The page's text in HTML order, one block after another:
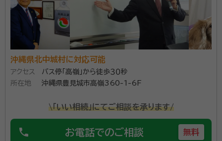
事細かに進捗状況を報告いただき、とても安心です。順調に進んでます。
私自身が動く事がほとんどないのは、とても助かります。
相続処理件数多数。難度の高い手続きや複雑な案件に
も対応可能。
資格等： 行政書士、宅地建物取引士
沖縄県北中城村に対応可能
アクセス
バス停「高嶺」から徒歩３０秒
所在地
沖縄県豊見城市高嶺360-1-6F
\「いい相続」にてご相談を承ります/
phone お電話でのご相談 無料